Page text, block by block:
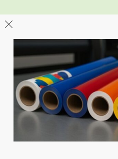
León
Sucursal
Av del Astillero 129 Centro
Guanajuato
Tel:(477) 776 8994